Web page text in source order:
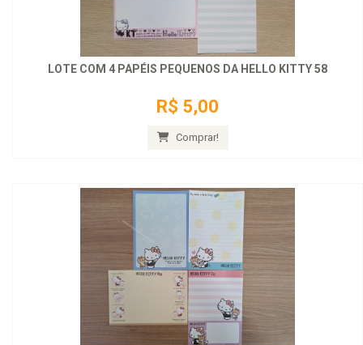
LOTE COM 4 PAPÉIS PEQUENOS DA HELLO KITTY 58
R$ 5,00
Comprar!